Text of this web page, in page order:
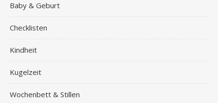
Baby & Geburt
Checklisten
Kindheit
Kugelzeit
Wochenbett & Stillen